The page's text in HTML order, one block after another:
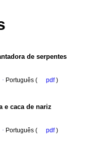
de serpentes
· Português ( pdf)
e caca de nariz
· Português ( pdf)